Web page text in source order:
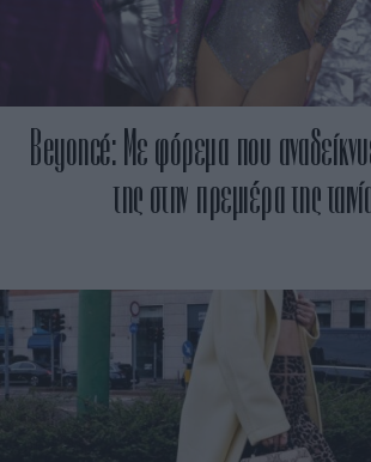
Beyoncé: Με φόρεμα που
της στην πρεμιέρα της